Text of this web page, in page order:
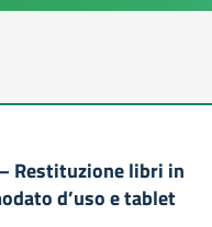
Restituzione libri in
d’uso e tablet